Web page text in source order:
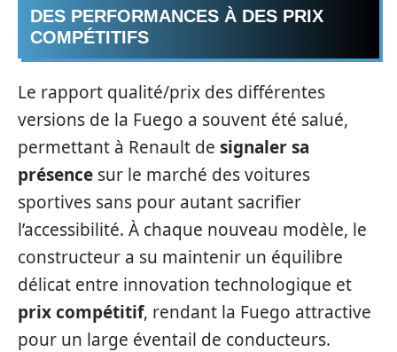
DES PERFORMANCES À DES PRIX
COMPÉTITIFS
Le rapport qualité/prix des différentes
versions de la Fuego a souvent été salué,
permettant à Renault de signaler sa
présence sur le marché des voitures
sportives sans pour autant sacrifier
l’accessibilité. À chaque nouveau modèle, le
constructeur a su maintenir un équilibre
délicat entre innovation technologique et
prix compétitif, rendant la Fuego attractive
pour un large éventail de conducteurs.